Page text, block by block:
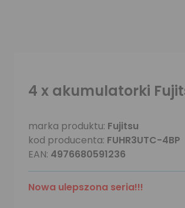
4 x akumulatorki
marka produktu: Fujitsu
kod producenta: FUHR3UTC-4BP
EAN: 4976680591236
Nowa ulepszona seria!!!